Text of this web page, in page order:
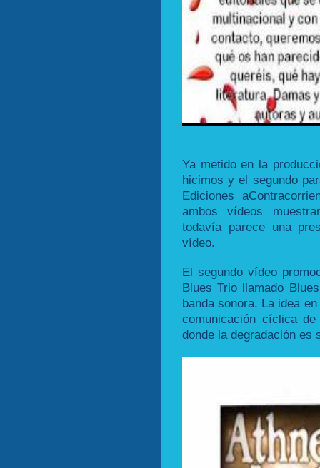
Ya metido en la
hicimos y el segundo
Ediciones
ambos vídeos
todavía parece una
vídeo.
El segundo vídeo
Blues Trio llamado
banda sonora. La idea
comunicación cíclica
donde la degradación es